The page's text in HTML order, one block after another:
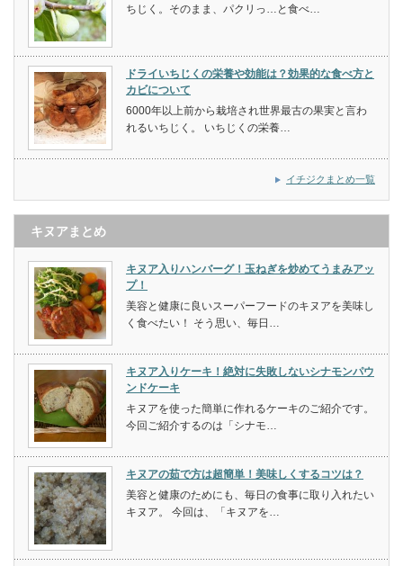
ちじく。そのまま、パクリっ…と食べ…
ドライいちじくの栄養や効能は？効果的な食べ方と
カビについて
6000年以上前から栽培され世界最古の果実と言わ
れるいちじく。 いちじくの栄養…
イチジクまとめ一覧
キヌアまとめ
キヌア入りハンバーグ！玉ねぎを炒めてうまみアッ
プ！
美容と健康に良いスーパーフードのキヌアを美味し
く食べたい！ そう思い、毎日…
キヌア入りケーキ！絶対に失敗しないシナモンパウ
ンドケーキ
キヌアを使った簡単に作れるケーキのご紹介です。
今回ご紹介するのは「シナモ…
キヌアの茹で方は超簡単！美味しくするコツは？
美容と健康のためにも、毎日の食事に取り入れたい
キヌア。 今回は、「キヌアを…